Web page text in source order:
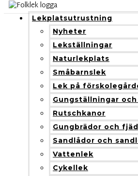
Lekplatsutrustning
Nyheter
Lekställningar
Naturlekplats
Småbarnslek
Lek på
Gungställningar
Rutschkanor
Gungbrädor och
Sandlådor och
Vattenlek
Cykellek